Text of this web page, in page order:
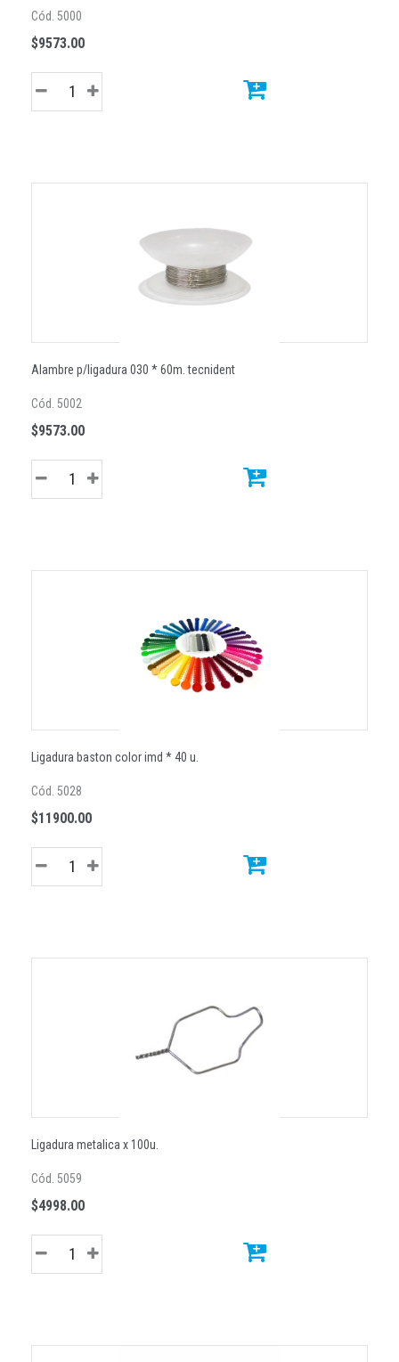
Cód. 5000
$9573.00
Alambre p/ligadura 030 * 60m. tecnident
Cód. 5002
$9573.00
Ligadura baston color imd * 40 u.
Cód. 5028
$11900.00
Ligadura metalica x 100u.
Cód. 5059
$4998.00